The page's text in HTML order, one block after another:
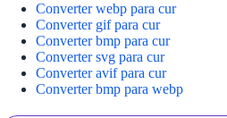
Converter webp para cur
Converter gif para cur
Converter bmp para cur
Converter svg para cur
Converter avif para cur
Converter bmp para webp